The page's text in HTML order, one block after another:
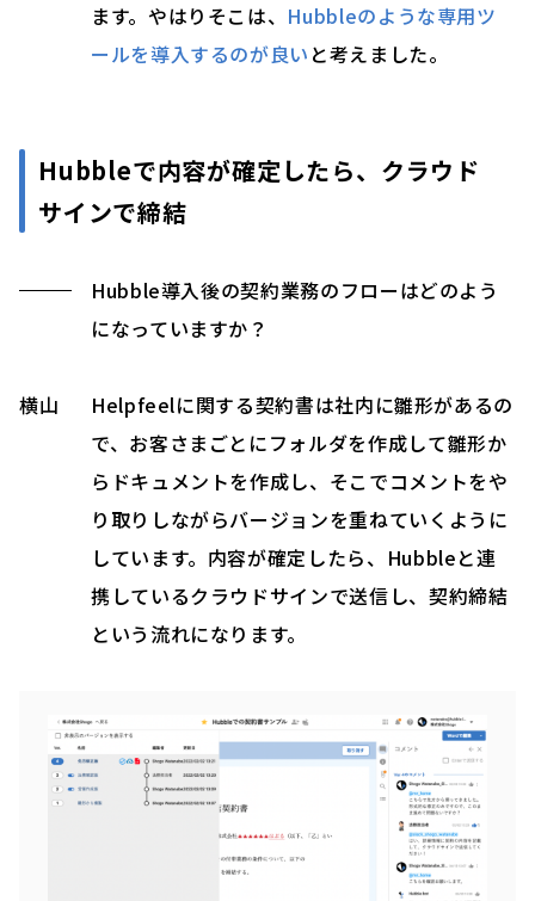
ます。やはりそこは、 Hubbleのような専用ツ
ールを導入するのが良い と考えました。
Hubbleで内容が確定したら、クラウド
サインで締結
Hubble導入後の契約業務のフローはどのよう
になっていますか？
横山
Helpfeelに関する契約書は社内に雛形があるの
で、お客さまごとにフォルダを作成して雛形か
らドキュメントを作成し、そこでコメントをや
り取りしながらバージョンを重ねていくように
しています。内容が確定したら、Hubbleと連
携しているクラウドサインで送信し、契約締結
という流れになります。